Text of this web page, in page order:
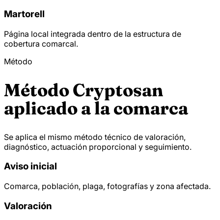
Martorell
Página local integrada dentro de la estructura de
cobertura comarcal.
Método
Método Cryptosan
aplicado a la comarca
Se aplica el mismo método técnico de valoración,
diagnóstico, actuación proporcional y seguimiento.
Aviso inicial
Comarca, población, plaga, fotografías y zona afectada.
Valoración